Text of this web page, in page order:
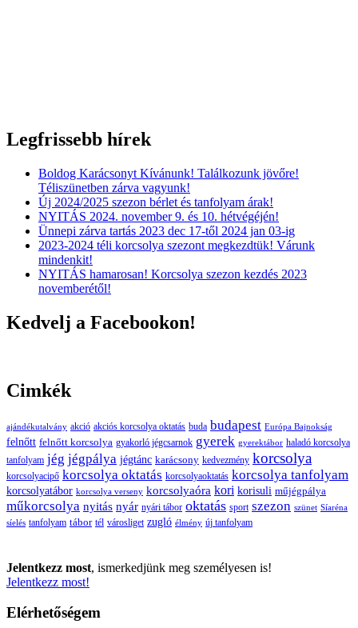
Legfrissebb hírek
Boldog Karácsonyt Kívánunk! Találkozunk jövőre!
Téliszünetben zárva vagyunk!
Új 2024/2025 szezon bérlet és tanfolyam árak!
NYITÁS 2024. november 9. és 10. hétvégéjén!
Ünnepi zárva tartás 2023 dec 17-től 2024 jan 03-ig
2023-2024 téli korcsolya szezont megkezdtük! Várunk
mindenkit!
NYITÁS hamarosan! Korcsolya szezon kezdés 2023
novemberétől!
Kedvelj a Facebookon!
Cimkék
ajándékutalvány akció akciós korcsolya oktatás buda budapest Európa Bajnokság
felnőtt felnőtt korcsolya gyakorló jégcsarnok gyerek gyerektábor haladó korcsolya
tanfolyam jég jégpálya jégtánc karácsony kedvezmény korcsolya
korcsolyacipő korcsolya oktatás korcsolyaoktatás korcsolya tanfolyam
korcsolyatábor korcsolya verseny korcsolyaóra kori korisuli műjégpálya
műkorcsolya nyitás nyár nyári tábor oktatás sport szezon szünet Síaréna
síelés tanfolyam tábor tél városliget zugló élmény új tanfolyam
Jelentkezz most, ismerkedjünk meg személyesen is!
Jelentkezz most!
Elérhetőségem